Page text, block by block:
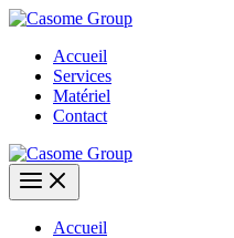
Aller
contenuAccueil
Services
Matériel
Contact
Accueil